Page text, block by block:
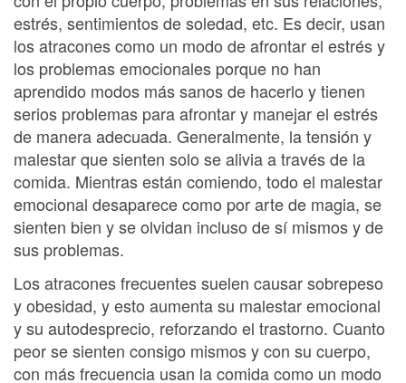
estrés, sentimientos de soledad, etc. Es decir, usan
los atracones como un modo de afrontar el estrés y
los problemas emocionales porque no han
aprendido modos más sanos de hacerlo y tienen
serios problemas para afrontar y manejar el estrés
de manera adecuada. Generalmente, la tensión y
malestar que sienten solo se alivia a través de la
comida. Mientras están comiendo, todo el malestar
emocional desaparece como por arte de magia, se
sienten bien y se olvidan incluso de sí mismos y de
sus problemas.
Los atracones frecuentes suelen causar sobrepeso
y obesidad, y esto aumenta su malestar emocional
y su autodesprecio, reforzando el trastorno. Cuanto
peor se sienten consigo mismos y con su cuerpo,
con más frecuencia usan la comida como un modo